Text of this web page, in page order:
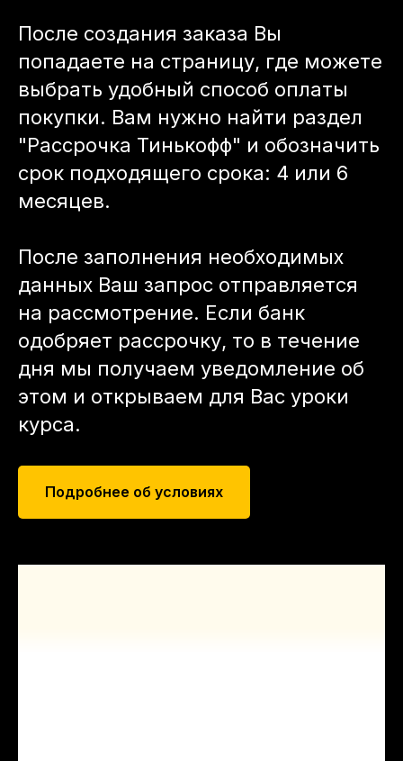
После создания заказа Вы
попадаете на страницу, где можете
выбрать удобный способ оплаты
покупки. Вам нужно найти раздел
"Рассрочка Тинькофф" и обозначить
срок подходящего срока: 4 или 6
месяцев.
После заполнения необходимых
данных Ваш запрос отправляется
на рассмотрение. Если банк
одобряет рассрочку, то в течение
дня мы получаем уведомление об
этом и открываем для Вас уроки
курса.
Подробнее об условиях